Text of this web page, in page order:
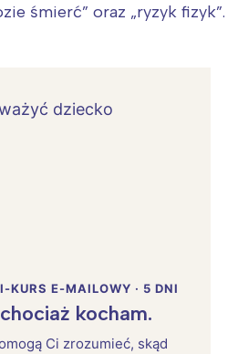
śmierć” oraz „ryzyk fizyk”.
KURS E-MAILOWY · 5 DNI
kocham.
Ci zrozumieć, skąd